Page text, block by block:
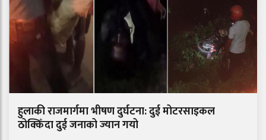
हुलाकी राजमार्गमा भीषण दुर्घटना: दुई मोटरसाइकल
ठोक्किँदा दुई जनाको ज्यान गयो